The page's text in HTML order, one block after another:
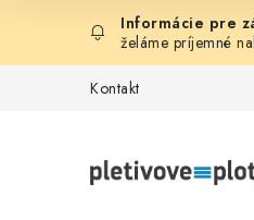
obsah
želáme príjemné
Kontakt